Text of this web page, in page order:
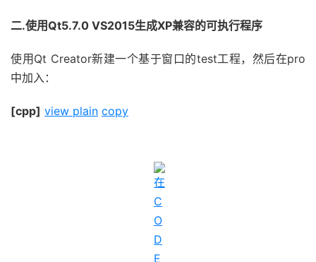
二.使用Qt5.7.0 VS2015生成XP兼容的可执行程序
使用Qt Creator新建一个基于窗口的test工程，然后在pro
中加入：
[cpp] view plain copy